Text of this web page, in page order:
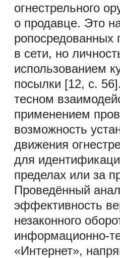
огнестрельного
о продавце. Это
ропосредованных
в сети, но
использованием
посылки [12, с.
тесном
применением
возможность
движения
для
пределах или за
Проведённый
эффективность
незаконного
информационно-
«Интернет»,